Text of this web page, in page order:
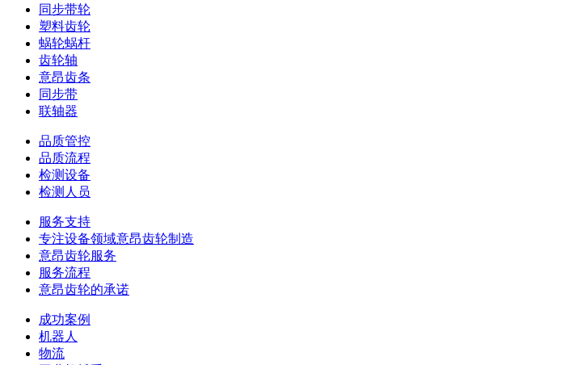
同步带轮
塑料齿轮
蜗轮蜗杆
齿轮轴
意昂齿条
同步带
联轴器
品质管控
品质流程
检测设备
检测人员
服务支持
专注设备领域意昂齿轮制造
意昂齿轮服务
服务流程
意昂齿轮的承诺
成功案例
机器人
物流